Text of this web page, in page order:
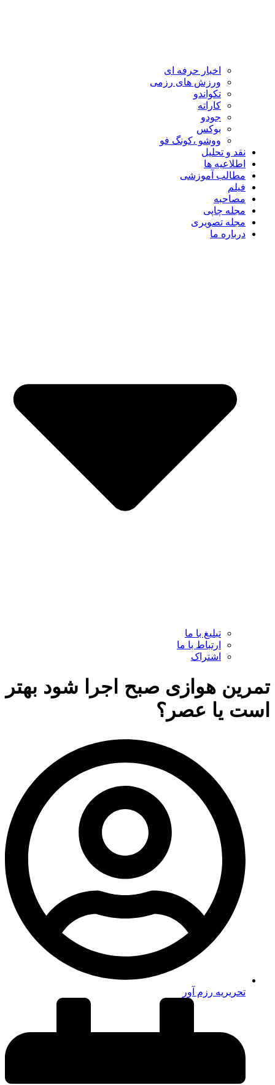
اخبار حرفه ای
ورزش های رزمی
تکواندو
کاراته
جودو
بوکس
ووشو ،کونگ فو
نقد و تحلیل
اطلاعیه ها
مطالب آموزشی
فیلم
مصاحبه
مجله چاپی
مجله تصویری
درباره ما
تبلیغ با ما
ارتباط با ما
اشتراک
تمرین هوازی صبح اجرا شود بهتر
است یا عصر؟
تحریریه رزم آور